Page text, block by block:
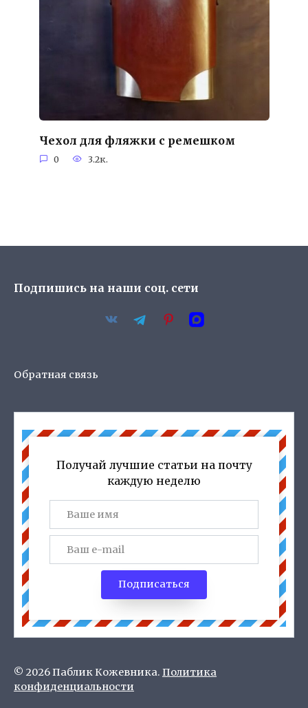
Чехол для фляжки с ремешком
0 3.2к.
Подпишись на наши соц. сети
Обратная связь
Получай лучшие статьи на почту
каждую неделю
Подписаться
© 2026 Паблик Кожевника. Политика
конфиденциальности